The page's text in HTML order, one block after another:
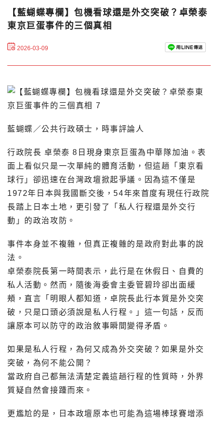
【藍蝴蝶專欄】包機看球還是外交突破？卓榮泰
東京巨蛋事件的三個真相
2026-03-09
藍蝴蝶／公共行政碩士，時事評論人
行政院長 卓榮泰 8日現身東京巨蛋為中華隊加油。表
面上看似只是一次單純的體育活動，但這趟「東京看
球行」卻迅速在台灣政壇掀起爭議。因為這不僅是
1972年日本與我國斷交後，54年來首度有現任行政院
長踏上日本土地，更引發了「私人行程還是外交行
動」的政治攻防。
事件本身並不複雜，但真正複雜的是政府對此事的說
法。
卓榮泰院長第一時間表示，此行是在休假日、自費的
私人活動。然而，隨後海委會主委管碧玲卻出面緩
頰，直言「明眼人都知道，卓院長此行本質是外交突
破，只是口頭必須說是私人行程。」這一句話，反而
讓原本可以防守的政治敘事瞬間變得矛盾。
如果是私人行程，為何又成為外交突破？如果是外交
突破，為何不能公開？
當政府自己都無法清楚定義這趟行程的性質時，外界
質疑自然會接踵而來。
更尷尬的是，日本政壇原本也可能為這場棒球賽增添